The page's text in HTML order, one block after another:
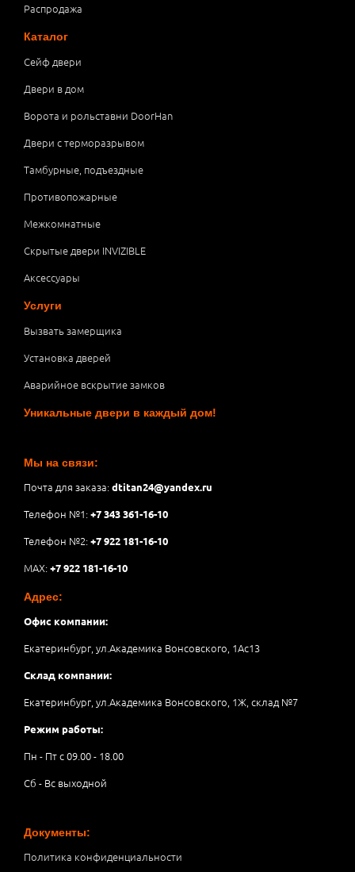
Распродажа
Каталог
Сейф двери
Двери в дом
Ворота и рольставни DoorHan
Двери с терморазрывом
Тамбурные, подъездные
Противопожарные
Межкомнатные
Скрытые двери INVIZIBLE
Аксессуары
Услуги
Вызвать замерщика
Установка дверей
Аварийное вскрытие замков
Уникальные двери в каждый дом!
Мы на связи:
Почта для заказа:dtitan24@yandex.ru
Телефон №1:+7 343 361-16-10
Телефон №2:+7 922 181-16-10
MAX:+7 922 181-16-10
Адрес:
Офис компании:
Екатеринбург, ул.Академика Вонсовского, 1Аc13
Склад компании:
Екатеринбург, ул.Академика Вонсовского, 1Ж, склад №7
Режим работы:
Пн - Пт с 09.00 - 18.00
Сб - Вс выходной
Документы:
Политика конфиденциальности